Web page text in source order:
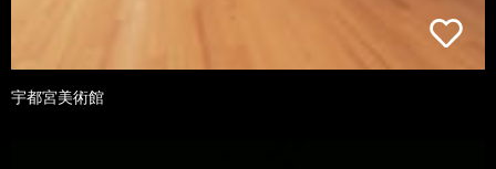
宇都宮美術館